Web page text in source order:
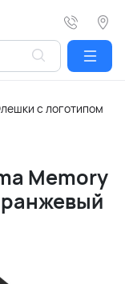
с логотипом
Memory